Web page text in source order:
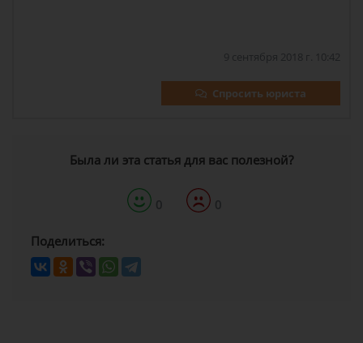
9 сентября 2018 г. 10:42
Спросить юриста
Была ли эта статья для вас полезной?
0 0
Поделиться: